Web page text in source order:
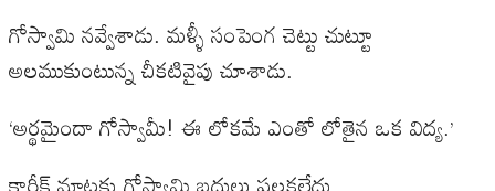
గోస్వామి నవ్వేశాడు. మళ్ళీ సంపెంగ చెట్టు చుట్టూ
అలముకుంటున్న చీకటివైపు చూశాడు.
‘అర్థమైందా గోస్వామీ! ఈ లోకమే ఎంతో లోతైన ఒక విద్య.’